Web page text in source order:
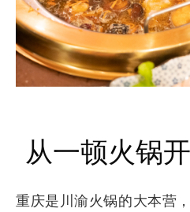
从一顿火锅
重庆是川渝火锅的大本营，地地道道的重庆团队经